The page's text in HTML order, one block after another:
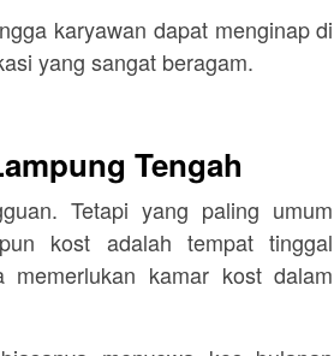
karyawan dapat menginap di
yang sangat beragam.
Tengah
Tetapi yang paling umum
kost adalah tempat tinggal
memerlukan kamar kost dalam